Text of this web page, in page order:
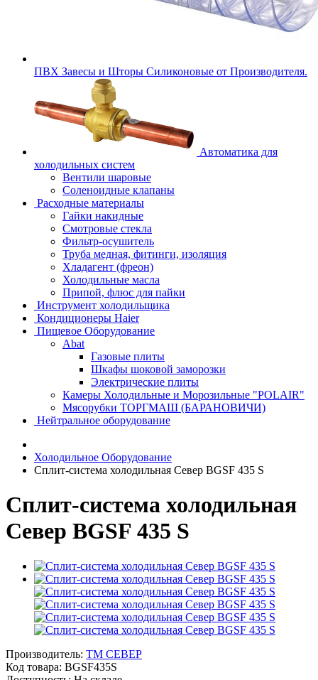
ПВХ Завесы и Шторы Силиконовые от Производителя.
Автоматика для
холодильных систем
Вентили шаровые
Соленоидные клапаны
Расходные материалы
Гайки накидные
Смотровые стекла
Фильтр-осушитель
Труба медная, фитинги, изоляция
Хладагент (фреон)
Холодильные масла
Припой, флюс для пайки
Инструмент холодильщика
Кондиционеры Haier
Пищевое Оборудование
Abat
Газовые плиты
Шкафы шоковой заморозки
Электрические плиты
Камеры Холодильные и Морозильные "POLAIR"
Мясорубки ТОРГМАШ (БАРАНОВИЧИ)
Нейтральное оборудование
Холодильное Оборудование
Сплит-система холодильная Север BGSF 435 S
Сплит-система холодильная
Север BGSF 435 S
Производитель: ТМ СЕВЕР
Код товара: BGSF435S